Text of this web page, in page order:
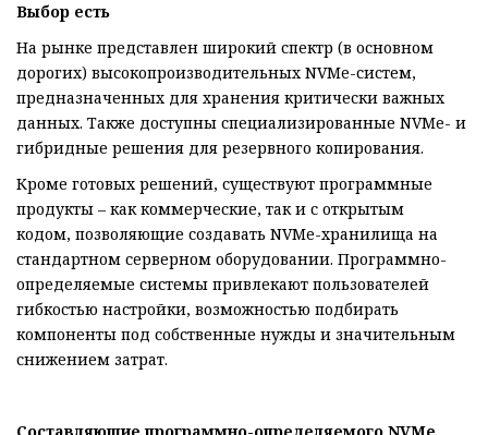
Выбор есть
На рынке представлен широкий спектр (в основном
дорогих) высокопроизводительных NVMe-систем,
предназначенных для хранения критически важных
данных. Также доступны специализированные NVMe- и
гибридные решения для резервного копирования.
Кроме готовых решений, существуют программные
продукты – как коммерческие, так и с открытым
кодом, позволяющие создавать NVMe-хранилища на
стандартном серверном оборудовании. Программно-
определяемые системы привлекают пользователей
гибкостью настройки, возможностью подбирать
компоненты под собственные нужды и значительным
снижением затрат.